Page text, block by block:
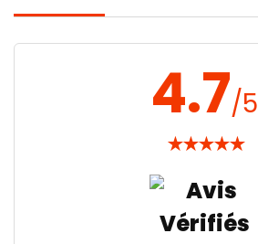
4.7/5
★★★★★